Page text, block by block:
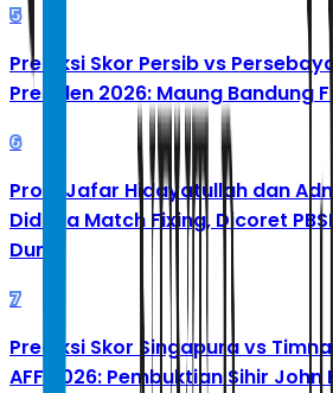
5
Prediksi Skor Persib vs
Presiden 2026: Maung Bandung
6
Profil Jafar Hidayatullah dan
Diduga Match Fixing, Dicoret
Dunia
7
Prediksi Skor Singapura vs
AFF 2026: Pembuktian Sihir John